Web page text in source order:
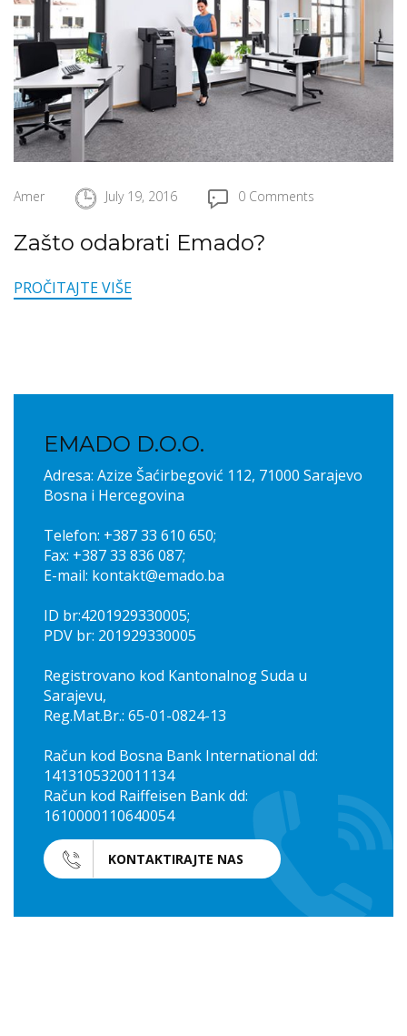
Amer July 19, 2016 0 Comments
Zašto odabrati Emado?
PROČITAJTE VIŠE
EMADO D.O.O.
Adresa: Azize Šaćirbegović 112, 71000 Sarajevo
Bosna i Hercegovina
Telefon: +387 33 610 650;
Fax: +387 33 836 087;
E-mail: kontakt@emado.ba
ID br:4201929330005;
PDV br: 201929330005
Registrovano kod Kantonalnog Suda u
Sarajevu,
Reg.Mat.Br.: 65-01-0824-13
Račun kod Bosna Bank International dd:
1413105320011134
Račun kod Raiffeisen Bank dd:
1610000110640054
KONTAKTIRAJTE NAS